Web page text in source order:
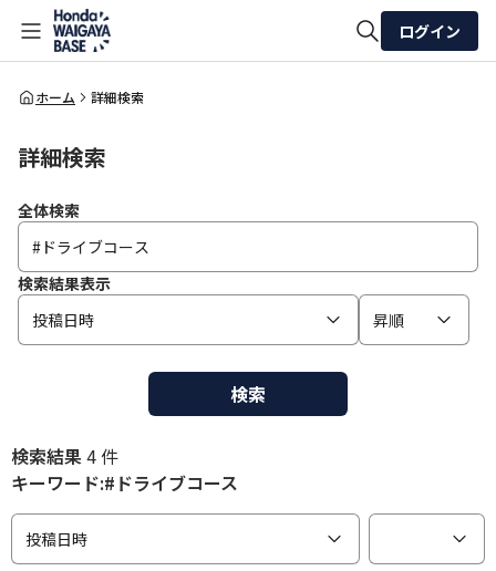
全体検索
ログイン
ホーム 詳細検索
詳細検索
全体検索
検索結果表示
投稿日時
昇順
検索
検索結果4 件
キーワード:#ドライブコース
投稿日時